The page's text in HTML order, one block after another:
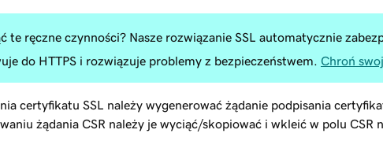
te ręczne czynności? Nasze rozwiązanie SSL automatycznie
do HTTPS i rozwiązuje problemy z bezpieczeństwem. Chroń
certyfikatu SSL należy wygenerować żądanie podpisania
żądania CSR należy je wyciąć/skopiować i wkleić w polu CSR